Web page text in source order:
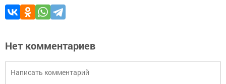
Нет комментариев